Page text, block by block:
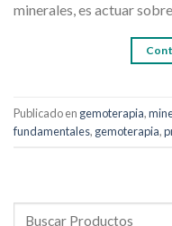
minerales, es actuar
Publicado en gemoterapia,
fundamentales, gemoterapia,